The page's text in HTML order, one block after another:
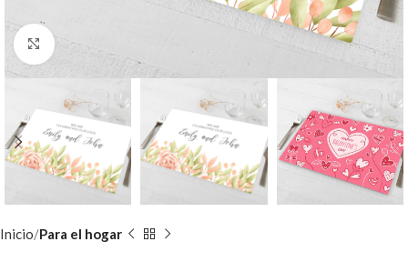
Clic para ampliar
Inicio Para el hogar